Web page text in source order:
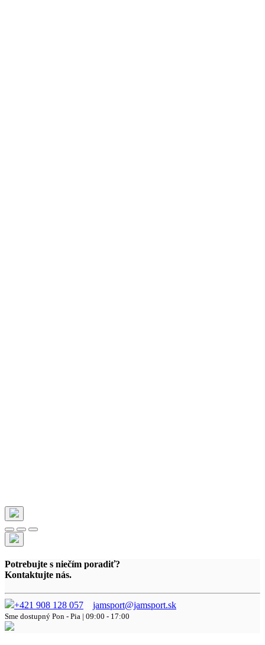
Potrebujte s niečím poradiť?
Kontaktujte nás.
+421 908 128 057 jamsport@jamsport.sk
Sme dostupný Pon - Pia | 09:00 - 17:00